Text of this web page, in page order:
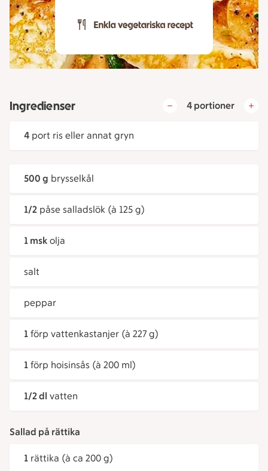
Ingredienser 4 portioner
4 port ris eller annat gryn
500 g brysselkål
1/2 påse salladslök (à 125 g)
1 msk olja
salt
peppar
1 förp vattenkastanjer (à 227 g)
1 förp hoisinsås (à 200 ml)
1/2 dl vatten
Sallad på rättika
1 rättika (à ca 200 g)